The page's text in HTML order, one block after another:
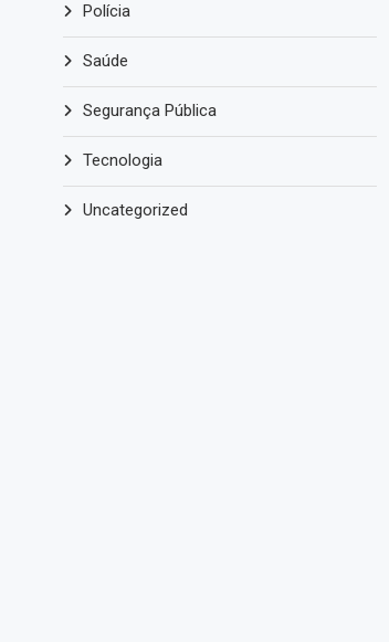
Polícia
Saúde
Segurança Pública
Tecnologia
Uncategorized